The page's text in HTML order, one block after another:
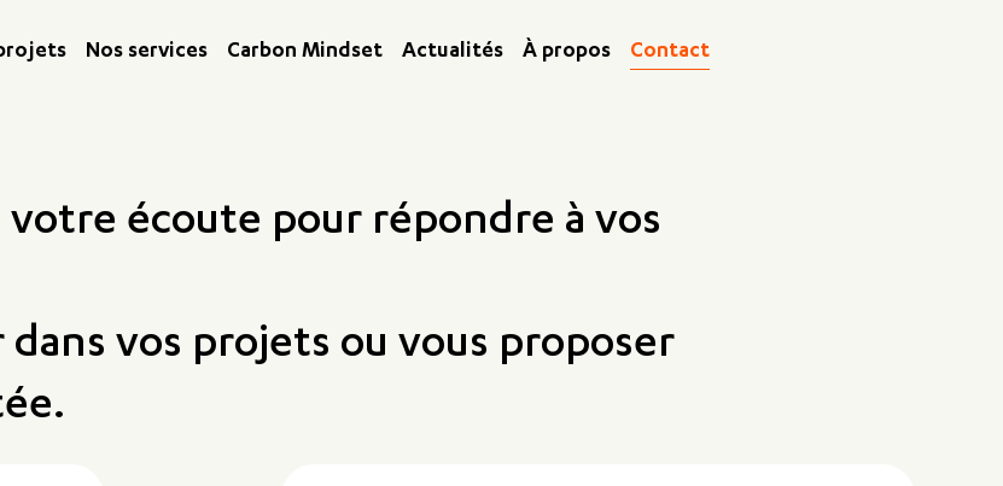
Nos services Carbon Mindset Actualités À propos Contact
écoute pour répondre à vos
vos projets ou vous proposer